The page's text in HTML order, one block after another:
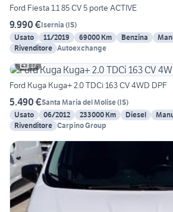
Ford Fiesta 1.1 85 CV 5 porte ACTIVE
9.990 €Isernia (IS)
Usato
11/2019 69000 Km Benzina
Rivenditore Autoexchange
17
Ford Kuga Kuga+ 2.0 TDCi 163 CV 4WD DPF
5.490 €Santa Maria del Molise(IS)
Usato
06/2012 233000 Km Diesel
Rivenditore Carpino Group